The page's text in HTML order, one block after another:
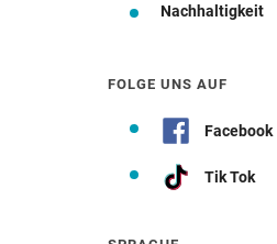
Nachhaltigkeit
FOLGE UNS AUF
Facebook
Tik Tok